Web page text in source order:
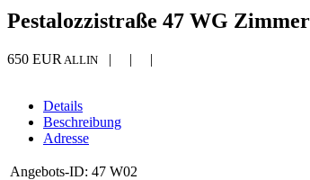
Pestalozzistraße 47 WG
650 EUR ALLIN | | |
Details
Beschreibung
Adresse
Angebots-ID: 47 W02